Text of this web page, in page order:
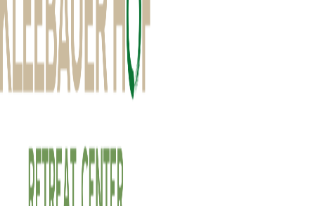
Wandern, Yoga & Natur entdecken
Erleben Sie mit Yoga und Wandern die wohltuende Verbindung aus
Bewegung und Achtsamkeit im beeindruckenden Mühlviertler
Hügelland rund um den